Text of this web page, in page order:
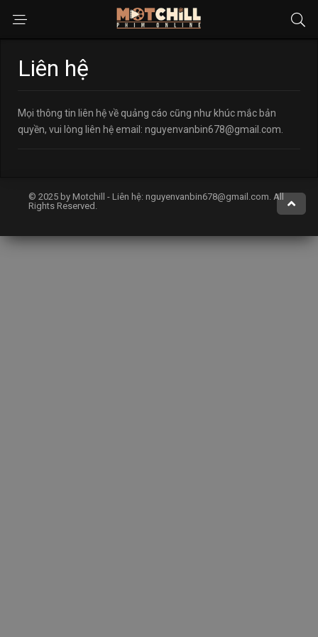
Liên hệ
Mọi thông tin liên hệ về quảng cáo cũng như khúc mắc bản
quyền, vui lòng liên hệ email: nguyenvanbin678@gmail.com
© 2025 by Motchill - Liên hệ: nguyenvanbin678@gmail.com. All
Rights Reserved.